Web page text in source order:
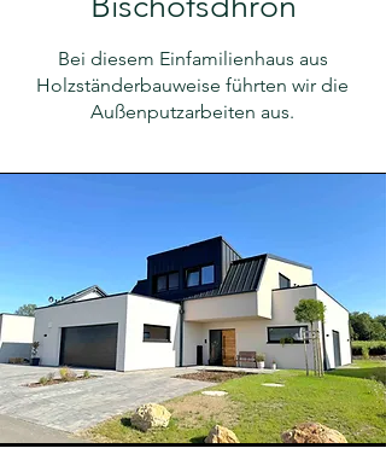
Bei diesem Einfamilienhaus aus
Holzständerbauweise führten wir die
Außenputzarbeiten aus.